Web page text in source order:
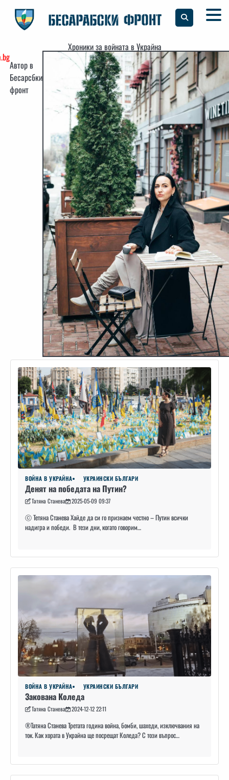
content
Хроники за войната в Украйна
Автор в
Бесарсбки
фронт
ВОЙНА В УКРАЙНА УКРАИНСКИ БЪЛГАРИ
Денят на победата на Путин?
Татяна Станева 2025-05-09 09:37
ⓒ Тетяна Станева Хайде да си го признаем честно – Путин всички
надигра и победи. В тези дни, когато говорим…
ВОЙНА В УКРАЙНА УКРАИНСКИ БЪЛГАРИ
Закована Коледа
Татяна Станева 2024-12-12 22:11
®️Татяна Станева Третата година война, бомби, шахеди, изключвания на
ток. Как хората в Украйна ще посрещат Коледа? С този въпрос…